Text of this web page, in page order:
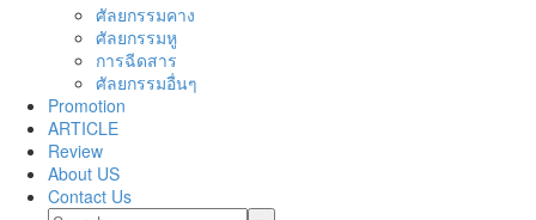
ศัลยกรรมคาง
ศัลยกรรมหู
การฉีดสาร
ศัลยกรรมอื่นๆ
Promotion
ARTICLE
Review
About US
Contact Us